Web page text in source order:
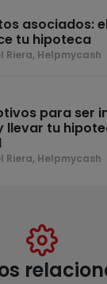
asociados:
tu hipoteca
Riera, Helpmycash
para ser
llevar tu
Riera, Helpmycash